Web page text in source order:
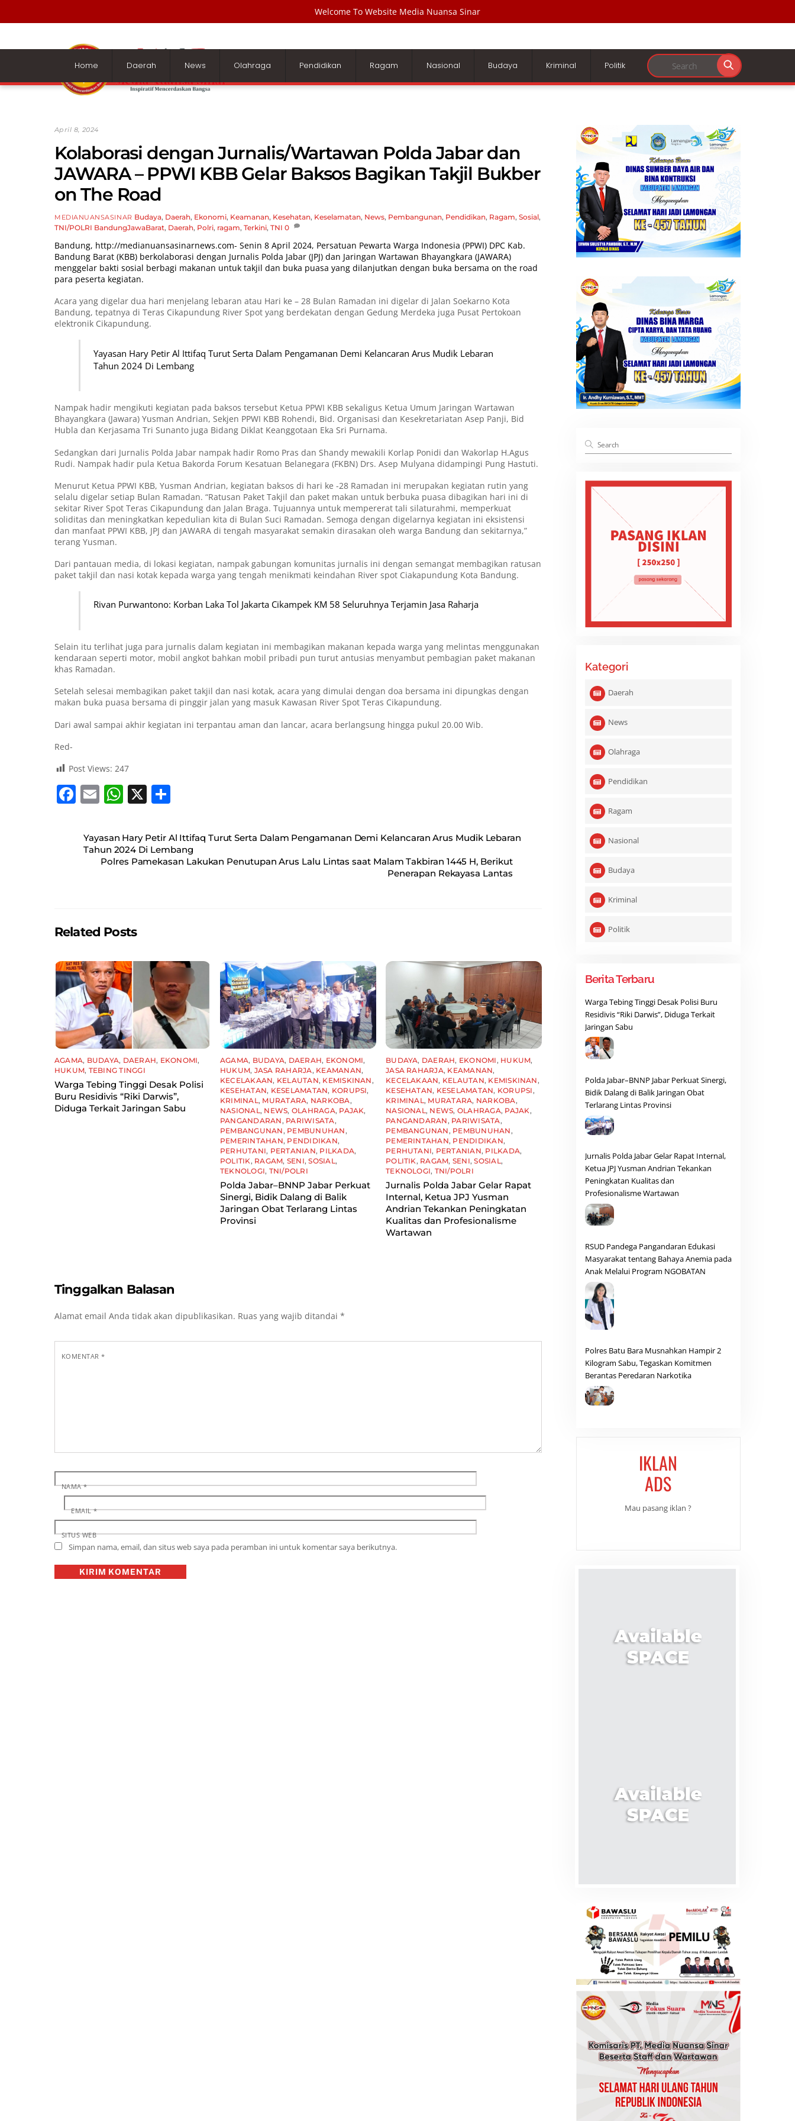
Welcome To Website Media Nuansa Sinar
content
Home
Daerah News Olahraga Pendidikan Ragam Nasional Budaya Kriminal Politik
April 8, 2024
Kolaborasi dengan Jurnalis/Wartawan Polda Jabar dan
JAWARA – PPWI KBB Gelar Baksos Bagikan Takjil Bukber
on The Road
MEDIANUANSASINAR Budaya, Daerah, Ekonomi, Keamanan, Kesehatan, Keselamatan, News, Pembangunan, Pendidikan, Ragam, Sosial,
TNI/POLRI BandungJawaBarat, Daerah, Polri, ragam, Terkini, TNI 0
Bandung, http://medianuansasinarnews.com- Senin 8 April 2024, Persatuan Pewarta Warga Indonesia (PPWI) DPC Kab.
Bandung Barat (KBB) berkolaborasi dengan Jurnalis Polda Jabar (JPJ) dan Jaringan Wartawan Bhayangkara (JAWARA)
menggelar bakti sosial berbagi makanan untuk takjil dan buka puasa yang dilanjutkan dengan buka bersama on the road
para peserta kegiatan.
Acara yang digelar dua hari menjelang lebaran atau Hari ke – 28 Bulan Ramadan ini digelar di Jalan Soekarno Kota
Bandung, tepatnya di Teras Cikapundung River Spot yang berdekatan dengan Gedung Merdeka juga Pusat Pertokoan
elektronik Cikapundung.
Yayasan Hary Petir Al Ittifaq Turut Serta Dalam Pengamanan Demi Kelancaran Arus Mudik Lebaran
Tahun 2024 Di Lembang
Nampak hadir mengikuti kegiatan pada baksos tersebut Ketua PPWI KBB sekaligus Ketua Umum Jaringan Wartawan
Bhayangkara (Jawara) Yusman Andrian, Sekjen PPWI KBB Rohendi, Bid. Organisasi dan Kesekretariatan Asep Panji, Bid
Hubla dan Kerjasama Tri Sunanto juga Bidang Diklat Keanggotaan Eka Sri Purnama.
Sedangkan dari Jurnalis Polda Jabar nampak hadir Romo Pras dan Shandy mewakili Korlap Ponidi dan Wakorlap H.Agus
Rudi. Nampak hadir pula Ketua Bakorda Forum Kesatuan Belanegara (FKBN) Drs. Asep Mulyana didampingi Pung Hastuti.
Menurut Ketua PPWI KBB, Yusman Andrian, kegiatan baksos di hari ke -28 Ramadan ini merupakan kegiatan rutin yang
selalu digelar setiap Bulan Ramadan. “Ratusan Paket Takjil dan paket makan untuk berbuka puasa dibagikan hari ini di
sekitar River Spot Teras Cikapundung dan Jalan Braga. Tujuannya untuk mempererat tali silaturahmi, memperkuat
soliditas dan meningkatkan kepedulian kita di Bulan Suci Ramadan. Semoga dengan digelarnya kegiatan ini eksistensi
dan manfaat PPWI KBB, JPJ dan JAWARA di tengah masyarakat semakin dirasakan oleh warga Bandung dan sekitarnya,”
terang Yusman.
Dari pantauan media, di lokasi kegiatan, nampak gabungan komunitas jurnalis ini dengan semangat membagikan ratusan
paket takjil dan nasi kotak kepada warga yang tengah menikmati keindahan River spot Ciakapundung Kota Bandung.
Rivan Purwantono: Korban Laka Tol Jakarta Cikampek KM 58 Seluruhnya Terjamin Jasa Raharja
Selain itu terlihat juga para jurnalis dalam kegiatan ini membagikan makanan kepada warga yang melintas menggunakan
kendaraan seperti motor, mobil angkot bahkan mobil pribadi pun turut antusias menyambut pembagian paket makanan
khas Ramadan.
Setelah selesai membagikan paket takjil dan nasi kotak, acara yang dimulai dengan doa bersama ini dipungkas dengan
makan buka puasa bersama di pinggir jalan yang masuk Kawasan River Spot Teras Cikapundung.
Dari awal sampai akhir kegiatan ini terpantau aman dan lancar, acara berlangsung hingga pukul 20.00 Wib.
Red-
Post Views: 247
F
c
e
k
E
ai
l
W
at
s
A
X
ar
e
Yayasan Hary Petir Al Ittifaq Turut Serta Dalam Pengamanan Demi Kelancaran Arus Mudik Lebaran
Tahun 2024 Di Lembang
Polres Pamekasan Lakukan Penutupan Arus Lalu Lintas saat Malam Takbiran 1445 H, Berikut
Penerapan Rekayasa Lantas
Related Posts
AGAMA, BUDAYA, DAERAH, EKONOMI,
HUKUM, TEBING TINGGI
Warga Tebing Tinggi Desak Polisi
Buru Residivis “Riki Darwis”,
Diduga Terkait Jaringan Sabu
AGAMA, BUDAYA, DAERAH, EKONOMI,
HUKUM, JASA RAHARJA, KEAMANAN,
KECELAKAAN, KELAUTAN, KEMISKINAN,
KESEHATAN, KESELAMATAN, KORUPSI,
KRIMINAL, MURATARA, NARKOBA,
NASIONAL, NEWS, OLAHRAGA, PAJAK,
PANGANDARAN, PARIWISATA,
PEMBANGUNAN, PEMBUNUHAN,
PEMERINTAHAN, PENDIDIKAN,
PERHUTANI, PERTANIAN, PILKADA,
POLITIK, RAGAM, SENI,SOSIAL,
TEKNOLOGI, TNI/POLRI
Polda Jabar–BNNP Jabar Perkuat
Sinergi, Bidik Dalang di Balik
Jaringan Obat Terlarang Lintas
Provinsi
BUDAYA, DAERAH, EKONOMI, HUKUM,
JASA RAHARJA, KEAMANAN,
KECELAKAAN, KELAUTAN, KEMISKINAN,
KESEHATAN, KESELAMATAN, KORUPSI,
KRIMINAL, MURATARA, NARKOBA,
NASIONAL, NEWS, OLAHRAGA, PAJAK,
PANGANDARAN, PARIWISATA,
PEMBANGUNAN, PEMBUNUHAN,
PEMERINTAHAN, PENDIDIKAN,
PERHUTANI, PERTANIAN, PILKADA,
POLITIK, RAGAM, SENI,SOSIAL,
TEKNOLOGI, TNI/POLRI
Jurnalis Polda Jabar Gelar Rapat
Internal, Ketua JPJ Yusman
Andrian Tekankan Peningkatan
Kualitas dan Profesionalisme
Wartawan
Tinggalkan Balasan
Alamat email Anda tidak akan dipublikasikan. Ruas yang wajib ditandai *
KOMENTAR*
NAMA*
EMAIL*
SITUS WEB
Simpan nama, email, dan situs web saya pada peramban ini untuk komentar saya berikutnya.
Kategori
Daerah
News
Olahraga
Pendidikan
Ragam
Nasional
Budaya
Kriminal
Politik
Berita Terbaru
Warga Tebing Tinggi Desak Polisi Buru
Residivis “Riki Darwis”, Diduga Terkait
Jaringan Sabu
Polda Jabar–BNNP Jabar Perkuat Sinergi,
Bidik Dalang di Balik Jaringan Obat
Terlarang Lintas Provinsi
Jurnalis Polda Jabar Gelar Rapat Internal,
Ketua JPJ Yusman Andrian Tekankan
Peningkatan Kualitas dan
Profesionalisme Wartawan
RSUD Pandega Pangandaran Edukasi
Masyarakat tentang Bahaya Anemia pada
Anak Melalui Program NGOBATAN
Polres Batu Bara Musnahkan Hampir 2
Kilogram Sabu, Tegaskan Komitmen
Berantas Peredaran Narkotika
IKLAN
ADS
Mau pasang iklan ?